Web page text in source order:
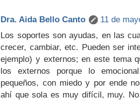
Dra. Aida Bello Canto
11 de
Los soportes son ayudas, en las
crecer, cambiar, etc. Pueden ser
ejemplo) y externos; en este tema
los externos porque lo
pequeños, con miedo y por ende
ahí que sola es muy difícil, muy.